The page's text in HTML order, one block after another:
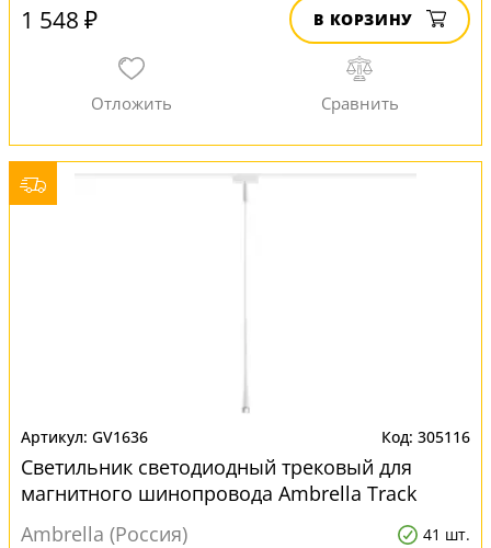
1 548 ₽ В КОРЗИНУ
GV1636 305116
Светильник светодиодный трековый для
магнитного шинопровода Ambrella Track
System GV1636
Ambrella (Россия) 41 шт.